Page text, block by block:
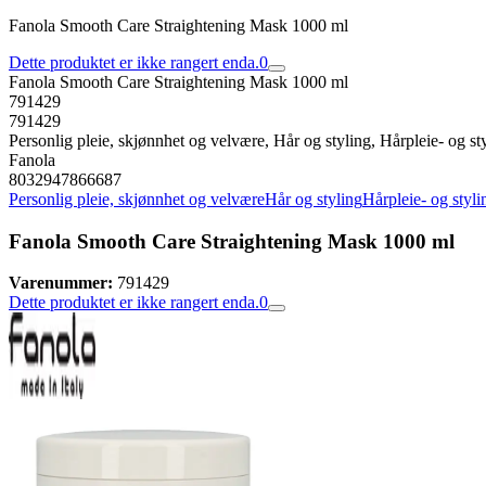
Fanola Smooth Care Straightening Mask 1000 ml
Dette produktet er ikke rangert enda.0
Fanola Smooth Care Straightening Mask 1000 ml
791429
791429
Personlig pleie, skjønnhet og velvære, Hår og styling, Hårpleie- og
Fanola
8032947866687
Personlig pleie, skjønnhet og velværeHår og stylingHårpleie- og
Fanola Smooth Care Straightening Mask 1000 ml
Varenummer: 791429
Dette produktet er ikke rangert enda.0